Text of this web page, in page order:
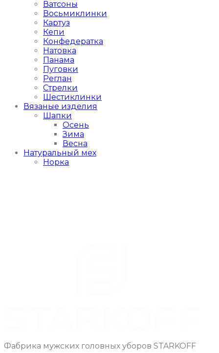
Ватсоны
Восьмиклинки
Картуз
Кепи
Конфедератка
Натовка
Панама
Пуговки
Реглан
Стрелки
Шестиклинки
Вязаные изделия
Шапки
Осень
Зима
Весна
Натуральный мех
Норка
Фабрика мужских головных уборов STARKOFF